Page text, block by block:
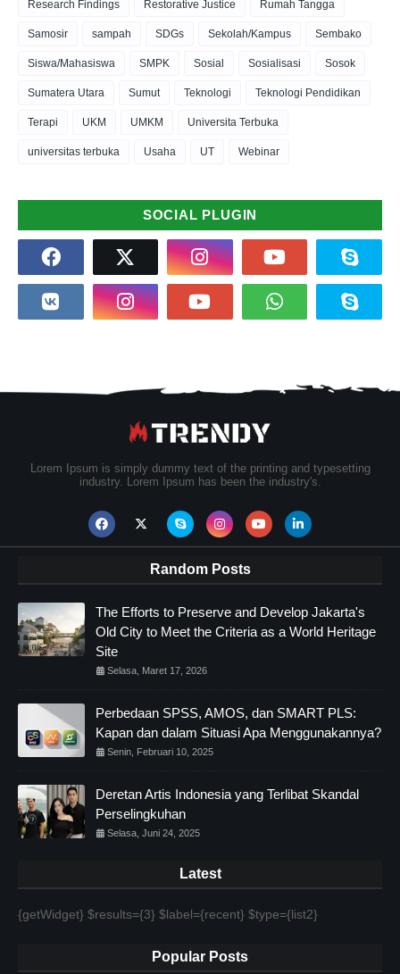
Research Findings Restorative Justice Rumah Tangga
Samosir sampah SDGs Sekolah/Kampus Sembako
Siswa/Mahasiswa SMPK Sosial Sosialisasi Sosok
Sumatera Utara Sumut Teknologi Teknologi Pendidikan
Terapi UKM UMKM Universita Terbuka
universitas terbuka Usaha UT Webinar
SOCIAL PLUGIN
Lorem Ipsum is simply dummy text of the printing and typesetting
industry. Lorem Ipsum has been the industry's.
Random Posts
The Efforts to Preserve and Develop Jakarta's
Old City to Meet the Criteria as a World Heritage
Site
Selasa, Maret 17, 2026
Perbedaan SPSS, AMOS, dan SMART PLS:
Kapan dan dalam Situasi Apa Menggunakannya?
Senin, Februari 10, 2025
Deretan Artis Indonesia yang Terlibat Skandal
Perselingkuhan
Selasa, Juni 24, 2025
Latest
{getWidget} $results={3} $label={recent} $type={list2}
Popular Posts